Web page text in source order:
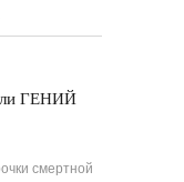
ГЕНИЙ
смертной